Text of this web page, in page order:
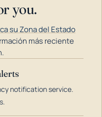
you.
su Zona del Estado
más reciente
notification service.